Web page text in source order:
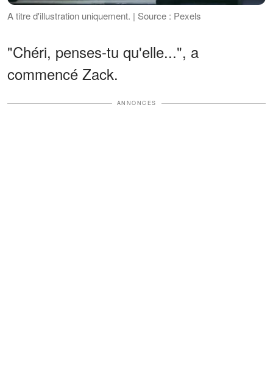
A titre d'illustration uniquement. | Source : Pexels
"Chéri, penses-tu qu'elle...", a
commencé Zack.
ANNONCES